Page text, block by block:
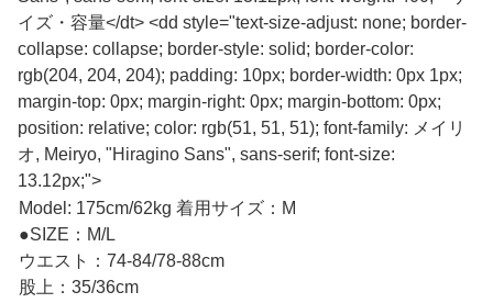
イズ・容量</dt> <dd style="text-size-adjust: none; border-
collapse: collapse; border-style: solid; border-color:
rgb(204, 204, 204); padding: 10px; border-width: 0px 1px;
margin-top: 0px; margin-right: 0px; margin-bottom: 0px;
position: relative; color: rgb(51, 51, 51); font-family: メイリ
オ, Meiryo, "Hiragino Sans", sans-serif; font-size:
13.12px;">
Model: 175cm/62kg 着用サイズ：M
●SIZE：M/L
ウエスト：74-84/78-88cm
股上：35/36cm